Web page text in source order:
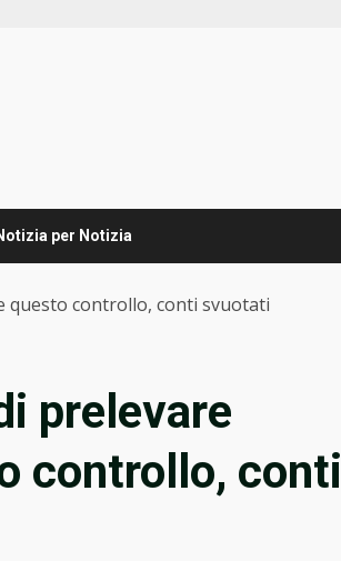
per Notizia
questo controllo, conti svuotati
prelevare
controllo, conti